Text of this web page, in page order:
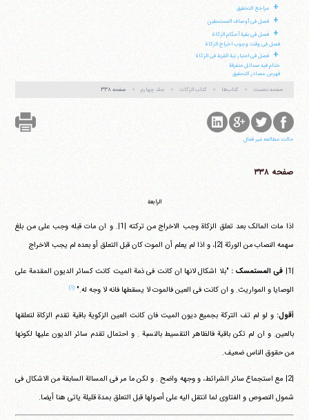
+ مراجع التحقیق
+ فصل فی أوصاف المستحقین
+
فصل فی بقیة أحکام الزکاة
فصل فی وقت وجوب اخراج الزکاة
+
فصل فی اعتبار نیة القربة فی الزکاة
ختام فیه مسائل متفرقة
فهرس مصادر التحقیق
صفحه نخست
کتاب‌ها کتاب الزکات جلد چهارم صفحه ۳۳۸
حالت مطالعه غیر فعال
صفحه ۳۳۸
الرابعة
اذا مات المالک بعد تعلق الزکاة وجب الاخراج من ترکته |1|. و ان مات قبله وجب علی من بلغ
سهمه النصاب من الورثة |2|، و اذا لم یعلم أن الموت کان قبل التعلق أو بعده لم یجب الاخراج
|1| فی المستمسک : "بلا اشکال لانها ان کانت فی ذمة المیت کانت کسائر الدیون المقدمة علی
الوصایا و المواریث. و ان کانت فی العین فالموت لا یسقطها فانه لا وجه له."(۱)
أقول:و لو لم تف الترکة بجمیع دیون المیت فان کانت العین الزکویة باقیة تقدم الزکاة لتعلقها
بالعین. و ان لم تکن باقیة فالظاهر التقسیط بالنسبة . و احتمال تقدم سائر الدیون علیها لکونها
من حقوق الناس ضعیف.
|2| مع استجماع سائر الشرائط، و وجهه واضح . و لکن ما مر فی المسالة السابقة من الاشکال فی
شمول النصوص و الفتاوی لما انتقل الیه علی أصولها قبل التعلق بمدة قلیلة یاتی هنا أیضا.